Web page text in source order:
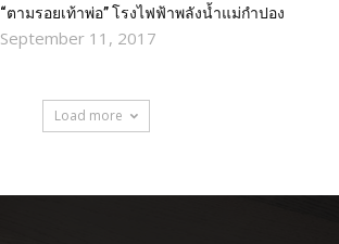
“ตามรอยเท้าพ่อ” โรงไฟฟ้าพลังน้ำแม่กำปอง
September 11, 2017
Load more